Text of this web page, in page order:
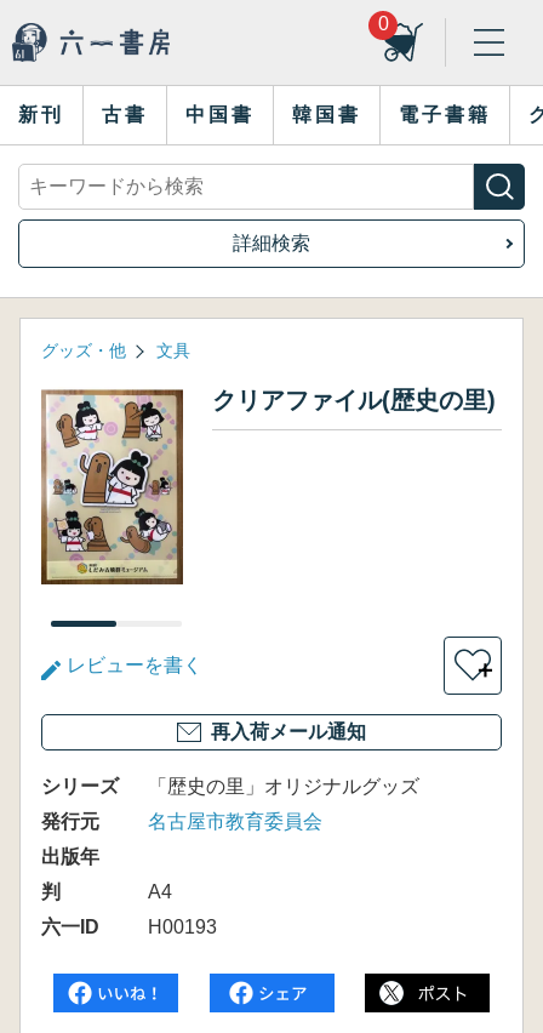
0
新刊 古書 中国書 韓国書 電子書籍
詳細検索
グッズ・他 文具
クリアファイル(歴史の里)
レビューを書く ＋
再入荷メール通知
シリーズ
「歴史の里」オリジナルグッズ
発行元
名古屋市教育委員会
出版年
判
A4
六一ID
H00193